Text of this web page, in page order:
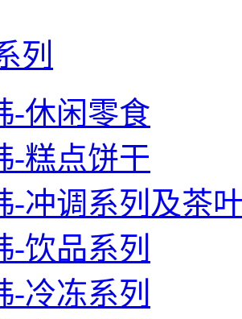
列
-休闲零食
-糕点饼干
-冲调系列及茶
-饮品系列
-冷冻系列